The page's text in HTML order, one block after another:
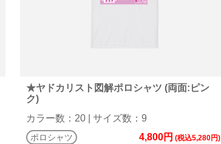
★ヤドカリスト図解ポロシャツ (両面:ピン
ク)
カラー数：20 | サイズ数：9
ポロシャツ 4,800円 (税込5,280円)